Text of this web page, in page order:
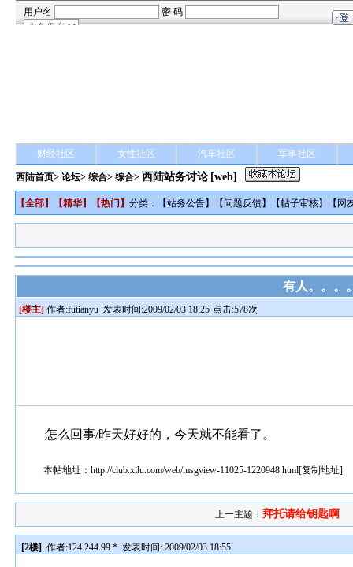
财经社区 女性社区 汽车社区 军事社区
西陆首页>论坛>综合> 综合> 西陆站务讨论 [web]
【全部】【精华】【热门 】分类：【站务公告】【问题反馈】【帖子审核】【 网
有人。。。
[楼主] 作者:futianyu 发表时间:2009/02/03 18:25 点击:578次
怎么回事/昨天好好的，今天就不能看了。
本帖地址：http://club.xilu.com/web/msgview-11025-1220948.html[复制地址]
上一主题： 拜托请给钥匙啊
[2楼] 作者:124.244.99.* 发表时间: 2009/02/03 18:55